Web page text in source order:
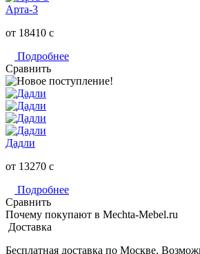
Арта-3
от 18410 c
Подробнее
Сравнить
Дадли
от 13270 c
Подробнее
Сравнить
Почему покупают в Mechta-Mebel.ru
Доставка
Бесплатная доставка по Москве.